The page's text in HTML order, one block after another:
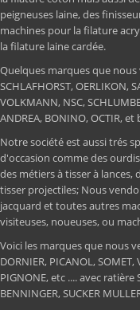
peigneuses laine, des
machines pour la filature
la filature laine cardée.
Quelques marques que nous
SCHLAFHORST, OERLIKON,
VOLKMANN, NSC,
ANDREA, BONINO, OCTIR,
Notre société est aussi trés
d'occasion comme des
des métiers à tisser à
tisser projectiles; Nous
jacquard et toutes autres
visiteuses, noueuses, ou
Voici les marques que nous
DORNIER, PICANOL, SOMET,
PIGNONE, etc .... avec ratière
BENNINGER, SUCKER